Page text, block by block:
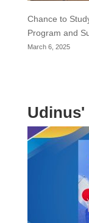
Chance to
Program and
March 6, 2025